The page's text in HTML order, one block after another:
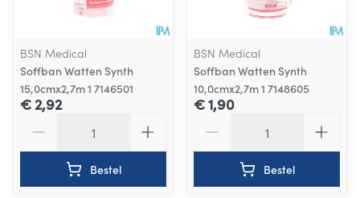
BSN Medical
Soffban Watten Synth
15,0cmx2,7m 1 7146501
€ 2,92
Bestel
BSN Medical
Soffban Watten Synth
10,0cmx2,7m 1 7148605
€ 1,90
Bestel